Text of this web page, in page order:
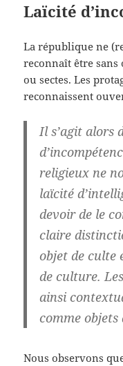
Laïcité
La république ne
reconnaît être
ou sectes. Les
reconnaissent
Il s’agit alors
religieux ne
laïcité
devoir de le
claire
objet de culte
de culture.
ainsi
comme objets
Nous observons